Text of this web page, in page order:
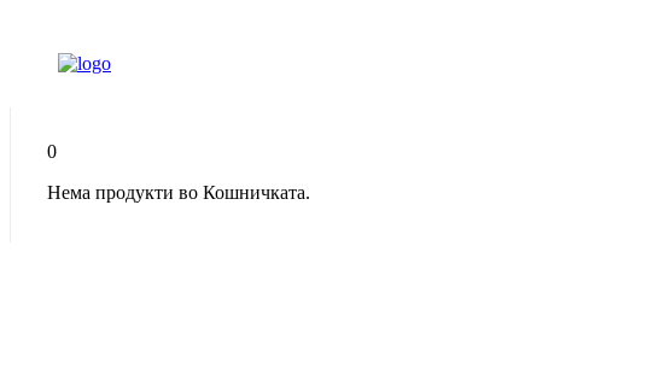
0
Нема продукти во Кошничката.